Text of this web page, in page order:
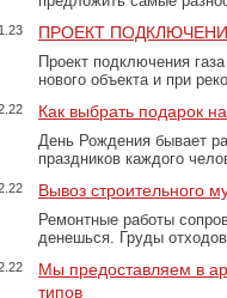
ПРОЕКТ
Проект подключения
нового объекта и при
Как выбрать подарок
День Рождения бывает
праздников каждого
Вывоз строительного
Ремонтные работы
денешься. Груды
Мы предоставляем в
типов